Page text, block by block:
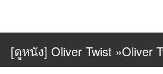
[ดูหนัง] Oliver Twist »Oliver